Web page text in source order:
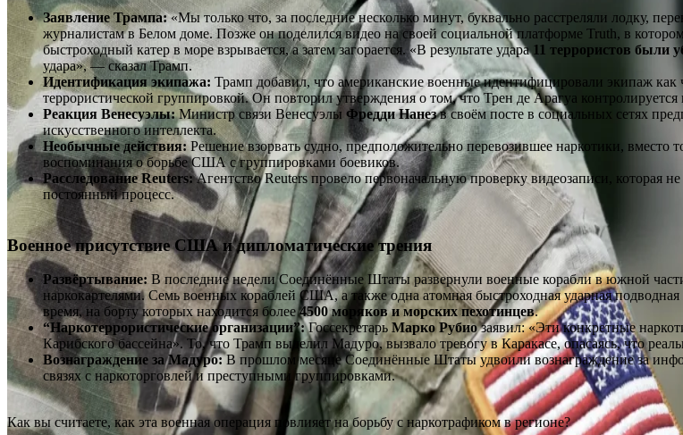
Заявление Трампа:«Мы только что, за последние несколько минут, буквально расстреляли лодку,
журналистам в Белом доме. Позже он поделился видео на своей социальной платформе Truth, в
быстроходный катер в море взрывается, а затем загорается. «В результате удара11 террористов были
удара», — сказал Трамп.
Идентификация экипажа: Трамп добавил, что американские военные идентифицировали экипаж как
террористической группировкой. Он повторил утверждения о том, что Трен де Арагуа контролируется
Реакция Венесуэлы:Министр связи Венесуэлы Фредди Нанезв своём посте в социальных сетях
искусственного интеллекта.
Необычные действия:Решение взорвать судно, предположительно перевозившее наркотики, вместо
воспоминания о борьбе США с группировками боевиков.
Расследование Reuters:Агентство Reuters провело первоначальную проверку видеозаписи, которая
постоянный процесс.
Военное присутствие США и дипломатические трения
Развёртывание: В последние недели Соединённые Штаты развернули военные корабли в южной
наркокартелями. Семь военных кораблей США, а также одна атомная быстроходная ударная
время, на борту которых находится более4500 моряков и морских пехотинцев.
“Наркотеррористические организации”:Госсекретарь Марко Рубиозаявил: «Эти конкретные
Карибского бассейна». То, что Трамп выделил Мадуро, вызвало тревогу в Каракасе, опасаясь, что
Вознаграждение за Мадуро:В прошлом месяце Соединённые Штаты удвоили вознаграждение за
связях с наркоторговлей и преступными группировками.
Как вы считаете, как эта военная операция повлияет на борьбу с наркотрафиком в регионе?